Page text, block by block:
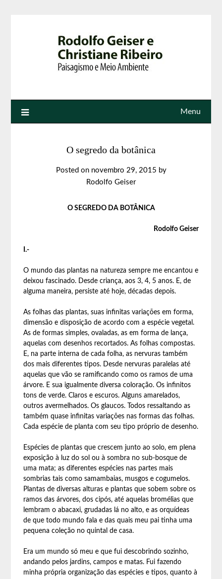
Menu
O segredo da botânica
Posted on novembro 29, 2015 by
Rodolfo Geiser
O SEGREDO DA BOTÂNICA
Rodolfo Geiser
I.-
O mundo das plantas na natureza sempre me encantou e
deixou fascinado. Desde criança, aos 3, 4, 5 anos. E, de
alguma maneira, persiste até hoje, décadas depois.
As folhas das plantas, suas infinitas variações em forma,
dimensão e disposição de acordo com a espécie vegetal.
As de formas simples, ovaladas, as em forma de lança,
aquelas com desenhos recortados. As folhas compostas.
E, na parte interna de cada folha, as nervuras também
dos mais diferentes tipos. Desde nervuras paralelas até
aquelas que vão se ramificando como os ramos de uma
árvore. E sua igualmente diversa coloração. Os infinitos
tons de verde. Claros e escuros. Alguns amarelados,
outros avermelhados. Os glaucos. Todos ressaltando as
também quase infinitas variações nas formas das folhas.
Cada espécie de planta com seu tipo próprio de desenho.
Espécies de plantas que crescem junto ao solo, em plena
exposição à luz do sol ou à sombra no sub-bosque de
uma mata; as diferentes espécies nas partes mais
sombrias tais como samambaias, musgos e cogumelos.
Plantas de diversas alturas e plantas que sobem sobre os
ramos das árvores, dos cipós, até aquelas bromélias que
lembram o abacaxi, grudadas lá no alto, e as orquídeas
de que todo mundo fala e das quais meu pai tinha uma
pequena coleção no quintal de casa.
Era um mundo só meu e que fui descobrindo sozinho,
andando pelos jardins, campos e matas. Fui fazendo
minha própria organização das espécies e tipos, quanto à